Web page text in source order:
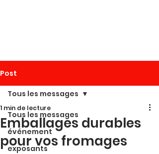
Post
Tous les messages
événement
exposants
Tous les messages
Emballages durables
pour vos fromages
1 min de lecture